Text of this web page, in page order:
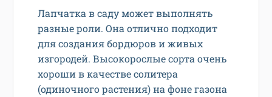
Лапчатка в саду может выполнять
разные роли. Она отлично подходит
для создания бордюров и живых
изгородей. Высокорослые сорта очень
хороши в качестве солитера
(одиночного растения) на фоне газона